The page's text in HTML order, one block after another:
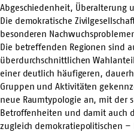
Abgeschiedenheit, Überalterung
Die demokratische
besonderen
Die betreffenden Regionen sind
überdurchschnittlichen
einer deutlich häufigeren,
Gruppen und Aktivitäten
neue Raumtypologie an, mit der
Betroffenheiten und damit auch
zugleich demokratiepolitischen –